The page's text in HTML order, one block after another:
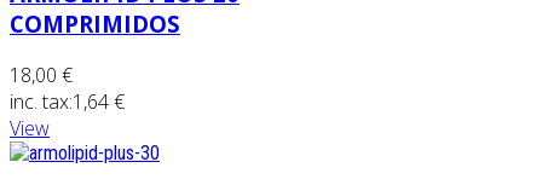
COMPRIMIDOS
18,00 €
inc. tax:1,64 €
View